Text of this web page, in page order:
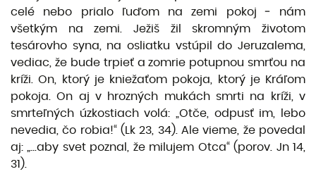
celé nebo prialo ľuďom na zemi pokoj ‒ nám
všetkým na zemi. Ježiš žil skromným životom
tesárovho syna, na osliatku vstúpil do Jeruzalema,
vediac, že bude trpieť a zomrie potupnou smrťou na
kríži. On, ktorý je kniežaťom pokoja, ktorý je Kráľom
pokoja. On aj v hrozných mukách smrti na kríži, v
smrteľných úzkostiach volá: „Otče, odpusť im, lebo
nevedia, čo robia!“ (Lk 23, 34). Ale vieme, že povedal
aj: „...aby svet poznal, že milujem Otca“ (porov. Jn 14,
31).